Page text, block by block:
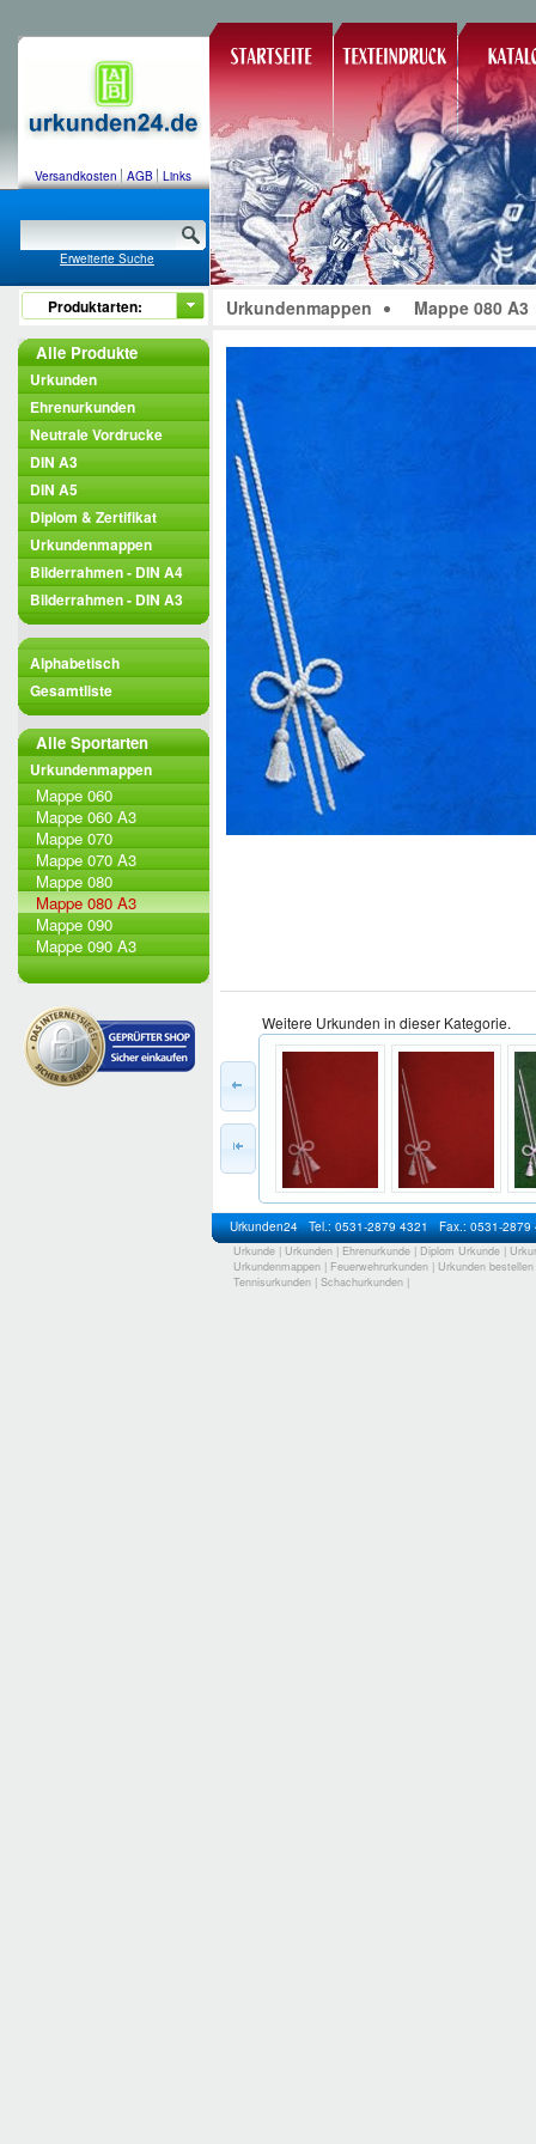
Versandkosten AGB Links
Erweiterte Suche
Produktarten:
Alle Produkte
Urkunden
Ehrenurkunden
Neutrale Vordrucke
DIN A3
DIN A5
Diplom & Zertifikat
Urkundenmappen
Bilderrahmen - DIN A4
Bilderrahmen - DIN A3
Alphabetisch
Gesamtliste
Alle Sportarten
Urkundenmappen
Mappe 060
Mappe 060 A3
Mappe 070
Mappe 070 A3
Mappe 080
Mappe 080 A3
Mappe 090
Mappe 090 A3
Urkundenmappen Mappe 080 A3
Weitere Urkunden in dieser Kategorie.
Urkunden24 Tel.: 0531-2879 4321 Fax.: 0531-2879
Urkunde | Urkunden | Ehrenurkunde | Diplom Urkunde |
Urkundenmappen | Feuerwehrurkunden | Urkunden bestellen
Tennisurkunden | Schachurkunden |